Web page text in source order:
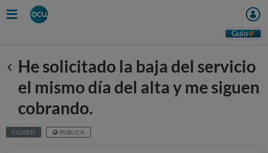
Guio
Anterior
He solicitado la baja del servicio
el mismo día del alta y me siguen
cobrando.
CLOSED PÚBLICA